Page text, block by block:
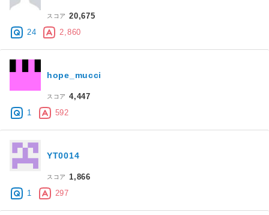
スコア
20,675
24
2,860
hope_mucci
スコア
4,447
1
592
YT0014
スコア
1,866
1
297